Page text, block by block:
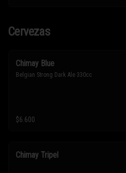
Cervezas
Chimay Blue
Belgian Strong Dark Ale 330cc
$6.600
Chimay Tripel